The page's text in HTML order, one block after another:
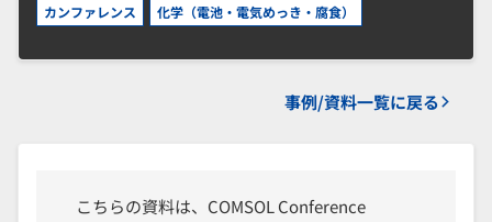
カンファレンス 化学（電池・電気めっき・腐食）
事例/資料一覧に戻る
こちらの資料は、COMSOL Conference